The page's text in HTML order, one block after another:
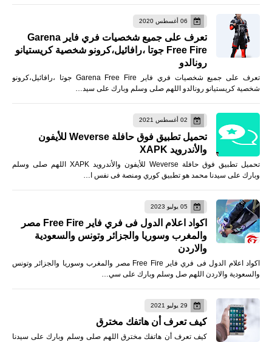
06 أغسطس 2020
تعرف على جميع شخصيات فري فاير Garena
Free Fire جوتا ،رافائيل،كرونو شخصية كريستيانو
رونالدو
تعرف على جميع شخصيات فري فاير Garena Free Fire جوتا ،رافائيل،كرونو
شخصية كريستيانو رونالدو اللهم صلى وسلم وبارك على سيد…
02 أغسطس 2021
تحميل تطبيق فوق حافلة Weverse للأيفون
والأندرويد XAPK
تحميل تطبيق فوق حافلة Weverse للأيفون والأندرويد XAPK اللهم صلى وسلم
وبارك على سيدنا محمد هو تطبيق كوري ومنصة فى نفس ا…
05 يوليو 2023
اكواد اعلام الدول فى فري فاير Free Fire مصر
والمغرب وسوريا والجزائر وتونس والسعودية
والاردن
اكواد اعلام الدول فى فري فاير Free Fire مصر والمغرب وسوريا والجزائر وتونس
والسعودية والاردن اللهم صل وسلم وبارك على سي…
29 يوليو 2021
كيف تعرف أن هاتفك مخترق
كيف تعرف أن هاتفك مخترق اللهم صلى وسلم وبارك على سيدنا